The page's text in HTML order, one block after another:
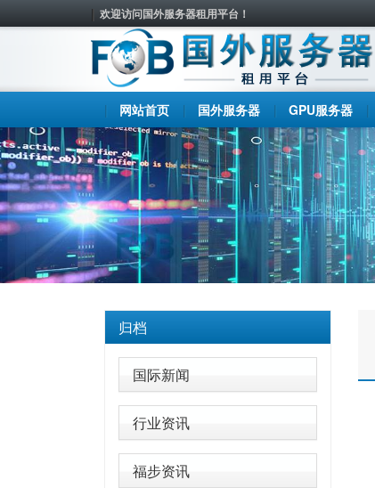
欢迎访问国外服务器租用平台！
网站首页 国外服务器 GPU服务器
归档
国际新闻
行业资讯
福步资讯